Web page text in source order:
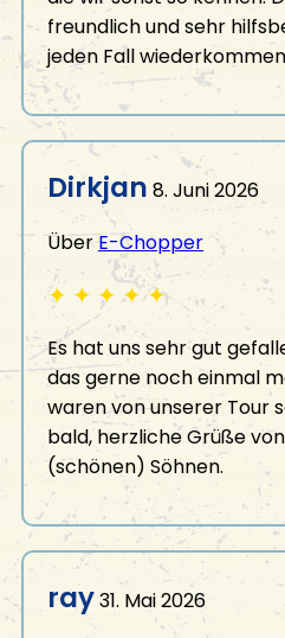
freundlich und sehr
jeden Fall
Dirkjan 8. Juni 2026
ÜberE-Chopper
✦ ✦ ✦ ✦ ✦
Es hat uns sehr gut
das gerne noch einmal
waren von unserer Tour
bald, herzliche Grüße
(schönen) Söhnen.
ray31. Mai 2026